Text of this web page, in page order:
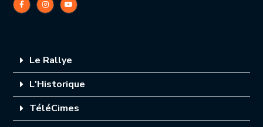
Le Rallye
L'Historique
TéléCimes